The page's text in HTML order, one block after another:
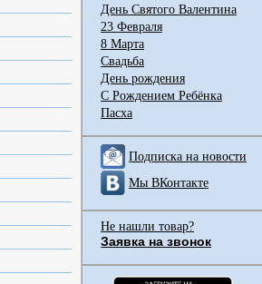
День Святого Валентина
23 Февраля
8 Марта
Свадьба
День рождения
С Рождением Ребёнка
Пасха
Подписка на новости
Мы ВКонтакте
Не нашли товар?
Заявка на звонок